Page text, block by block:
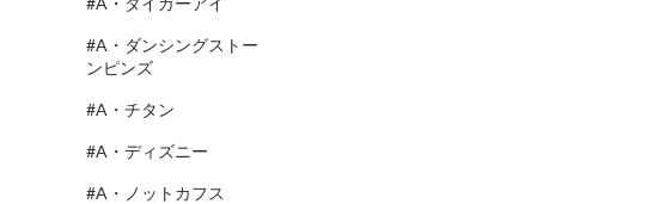
#A・ダンシングストー
ンピンズ
#A・チタン
#A・ディズニー
#A・ノットカフス